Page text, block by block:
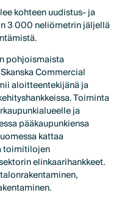
kohteen uudistus- ja
3 000 neliömetrin jäljellä
pohjoismaista
Commercial
aloitteentekijänä ja
Toiminta
ja
pääkaupunkiensa
kattaa
toimitilojen
elinkaarihankkeet.